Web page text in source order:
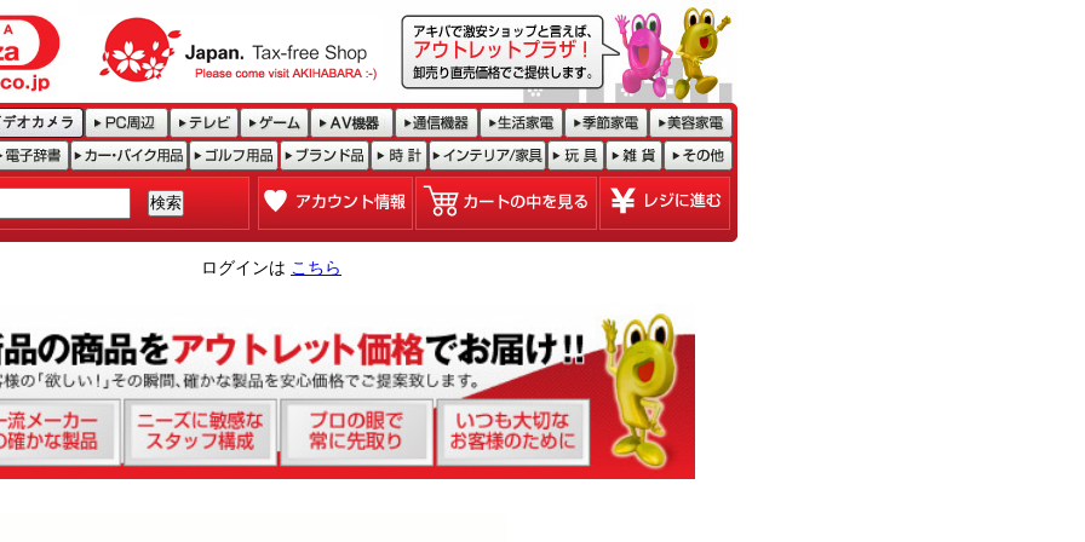
ログインは こちら